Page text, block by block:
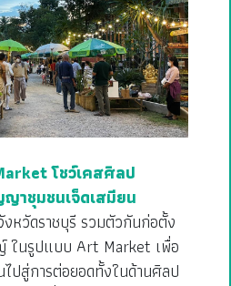
โชว์เคสศิลป
าชุมชนเจ็ดเสมียน
หวัดราชบุรี รวมตัวกันก่อตั้ง
ในรูปแบบ Art Market เพื่อ
สู่การต่อยอดทั้งในด้านศิลป